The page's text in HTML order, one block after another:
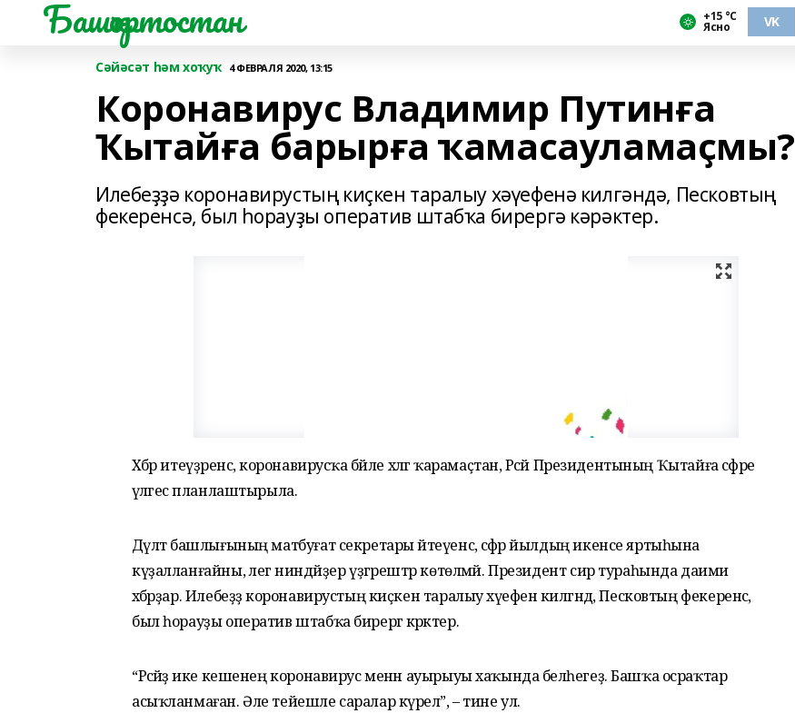
Башҡортостан +15 °С
Ясно VK
Сәйәсәт һәм хоҡуҡ 4 ФЕВРАЛЯ 2020, 13:15
Коронавирус Владимир Путинға
Ҡытайға барырға ҡамасауламаҫмы?
Илебеҙҙә коронавирустың киҫкен таралыу хәүефенә килгәндә, Песковтың
фекеренсә, был һорауҙы оператив штабҡа бирергә кәрәктер.
Хәбәр итеүҙәренсә, коронавирусҡа бәйле хәлгә ҡарамаҫтан, Рәсәй Президентының Ҡытайға сәфәре
әүәлгесә планлаштырыла.
Дәүләт башлығының матбуғат секретары әйтеүенсә, сәфәр йылдың икенсе яртыһына
күҙалланғайны, әлегә ниндәйҙер үҙгәрештәр көтөлмәй. Президент сир тураһында даими
хәбәрҙар. Илебеҙҙә коронавирустың киҫкен таралыу хәүефенә килгәндә, Песковтың фекеренсә,
был һорауҙы оператив штабҡа бирергә кәрәктер.
“Рәсәйҙә ике кешенең коронавирус менән ауырыуы хаҡында беләһегеҙ. Башҡа осраҡтар
асыҡланмаған. Әле тейешле саралар күрелә”, – тине ул.